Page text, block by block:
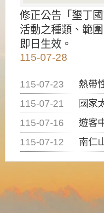
修正公告「墾丁
活動之種類、範
即日生效。
115-07-28
115-07-23
熱帶
115-07-21
國家太空中心為辦
115-07-16
遊客
115-07-12
南仁山生態保護區步